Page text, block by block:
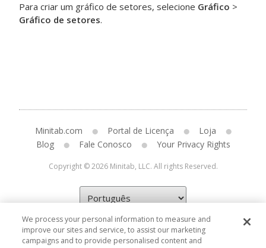
Para criar um gráfico de setores, selecione Gráfico >
Gráfico de setores.
Minitab.com Portal de Licença
Loja
Blog
Fale Conosco Your Privacy Rights
Copyright © 2026 Minitab, LLC. All rights Reserved.
We process your personal information to measure and
improve our sites and service, to assist our marketing
campaigns and to provide personalised content and